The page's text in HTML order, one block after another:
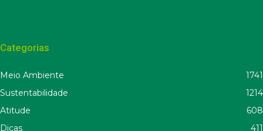
Categorias
Meio Ambiente
1741
Sustentabilidade
1214
Atitude
608
Dicas
411